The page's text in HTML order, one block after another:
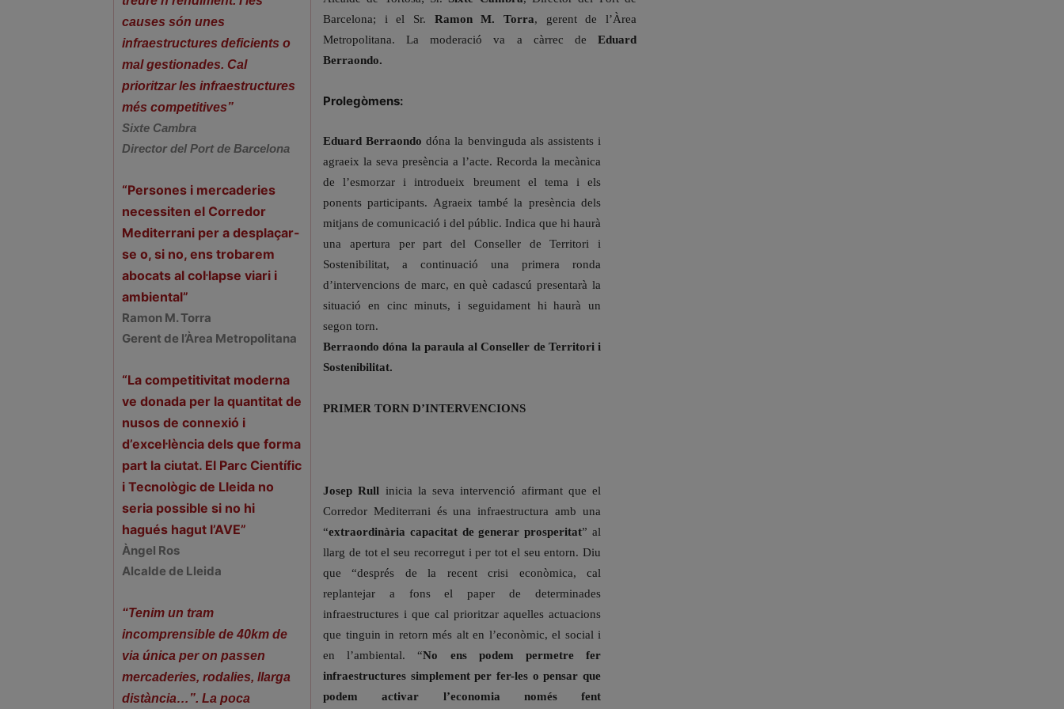
causes són unes
infraestructures deficients o
mal gestionades. Cal
prioritzar les infraestructures
més competitives”
Sixte Cambra
Director del Port de Barcelona
“Persones i mercaderies
necessiten el Corredor
Mediterrani per a desplaçar-
se o, si no, ens trobarem
abocats al col·lapse viari i
ambiental”
Ramon M. Torra
Gerent de l’Àrea Metropolitana
“La competitivitat moderna
ve donada per la quantitat de
nusos de connexió i
d’excel·lència dels que forma
part la ciutat. El Parc Científic
i Tecnològic de Lleida no
seria possible si no hi
hagués hagut l’AVE”
Àngel Ros
Alcalde de Lleida
“Tenim un tram
incomprensible de 40km de
via única per on passen
mercaderies, rodalies, llarga
distància…”. La poca
Barcelona; i el Sr. Ramon M. Torra, gerent de l’Àrea
Metropolitana. La moderació va a càrrec de Eduard
Berraondo.
Prolegòmens:
Eduard Berraondo dóna la benvinguda als assistents i
agraeix la seva presència a l’acte. Recorda la mecànica
de l’esmorzar i introdueix breument el tema i els
ponents participants. Agraeix també la presència dels
mitjans de comunicació i del públic. Indica que hi haurà
una apertura per part del Conseller de Territori i
Sostenibilitat, a continuació una primera ronda
d’intervencions de marc, en què cadascú presentarà la
situació en cinc minuts, i seguidament hi haurà un
segon torn.
Berraondo dóna la paraula al Conseller de Territori i
Sostenibilitat.
PRIMER TORN D’INTERVENCIONS
Josep Rull inicia la seva intervenció afirmant que el
Corredor Mediterrani és una infraestructura amb una
“extraordinària capacitat de generar prosperitat” al
llarg de tot el seu recorregut i per tot el seu entorn. Diu
que “després de la recent crisi econòmica, cal
replantejar a fons el paper de determinades
infraestructures i que cal prioritzar aquelles actuacions
que tinguin in retorn més alt en l’econòmic, el social i
en l’ambiental. “No ens podem permetre fer
infraestructures simplement per fer-les o pensar que
podem activar l’economia només fent